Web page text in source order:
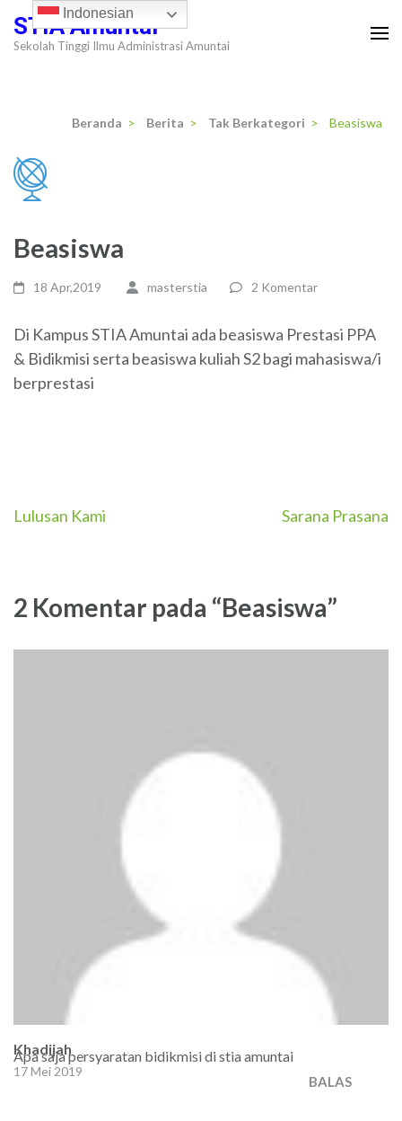
Lompat
keSTIA Amuntai
Sekolah Tinggi Ilmu Administrasi Amuntai
Beranda > Berita > Tak Berkategori > Beasiswa
Beasiswa
18 Apr,2019 masterstia 2 Komentar
Di Kampus STIA Amuntai ada beasiswa Prestasi PPA
& Bidikmisi serta beasiswa kuliah S2 bagi mahasiswa/i
berprestasi
Navigasi
Lulusan Kami Sarana Prasana
2 Komentar pada “Beasiswa”
Khadijah
17 Mei 2019
Apa saja persyaratan bidikmisi di stia amuntai
BALAS
Indonesian